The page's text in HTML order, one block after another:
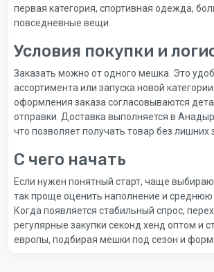
первая категория, спортивная одежда,
повседневные вещи.
Условия покупки и
Заказать можно от одного мешка. Это
ассортимента или запуска новой
оформления заказа согласовываются
отправки. Доставка выполняется в
что позволяет получать товар без лишних
С чего начать
Если нужен понятный старт, чаще
так проще оценить наполнение и среднюю
Когда появляется стабильный спрос,
регулярные закупки секонд хенд оптом и
европы, подбирая мешки под сезон и